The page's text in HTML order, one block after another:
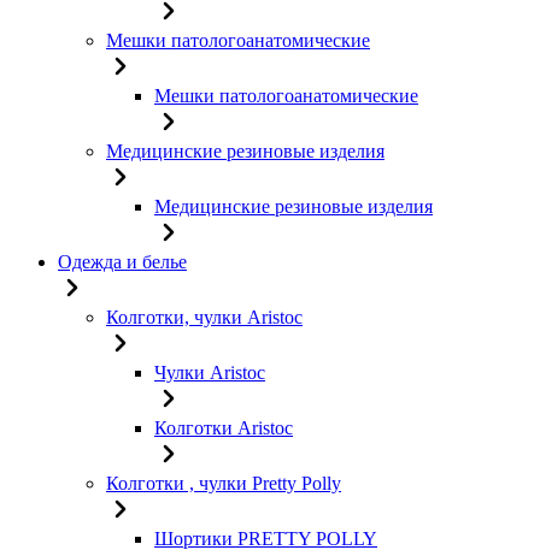
Мешки патологоанатомические
Мешки патологоанатомические
Медицинские резиновые изделия
Медицинские резиновые изделия
Одежда и белье
Колготки, чулки Aristoc
Чулки Aristoc
Колготки Aristoc
Колготки , чулки Pretty Polly
Шортики PRETTY POLLY